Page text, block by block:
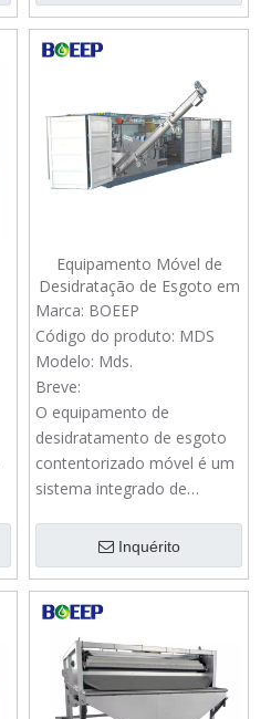
desidratamento de lodo.
Equipamento Móvel de
Desidratação de Esgoto em
Contêiner para Tratamento
de Lodo de Decantador
Marca: BOEEP
Código do produto: MDS
Modelo: Mds.
Breve:
O equipamento de
desidratamento de esgoto
contentorizado móvel é um
sistema integrado de
geralmente é integrado em
um recipiente que pode ser
móvel para qualquer lugar
para tratamento de
desidratação de lodo.
Inquérito